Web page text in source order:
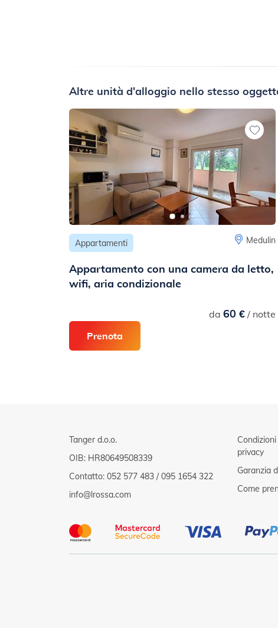
Altre unità d'alloggio nello stesso
Appartamenti Medulin
Appartamento con una camera da letto,
wifi, aria condizionale
da 60 €/ notte
Prenota
Tanger d.o.o.
OIB: HR80649508339
Contatto: 052 577 483 /095 1654 322
info@lrossa.com
privacy
Garanzia
Come